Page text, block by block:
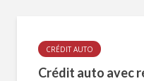
CRÉDIT AUTO
Crédit auto avec